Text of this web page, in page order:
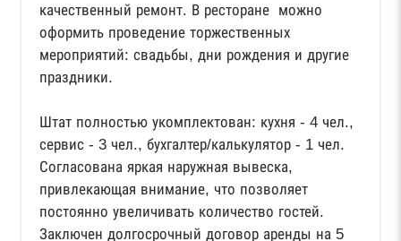
качественный ремонт. В ресторане можно
оформить проведение торжественных
мероприятий: свадьбы, дни рождения и другие
праздники.
Штат полностью укомплектован: кухня - 4 чел.,
сервис - 3 чел., бухгалтер/калькулятор - 1 чел.
Согласована яркая наружная вывеска,
привлекающая внимание, что позволяет
постоянно увеличивать количество гостей.
Заключен долгосрочный договор аренды на 5